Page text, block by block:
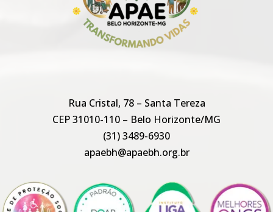
Rua Cristal, 78 – Santa Tereza
CEP 31010-110 – Belo Horizonte/MG
(31) 3489-6930
apaebh@apaebh.org.br